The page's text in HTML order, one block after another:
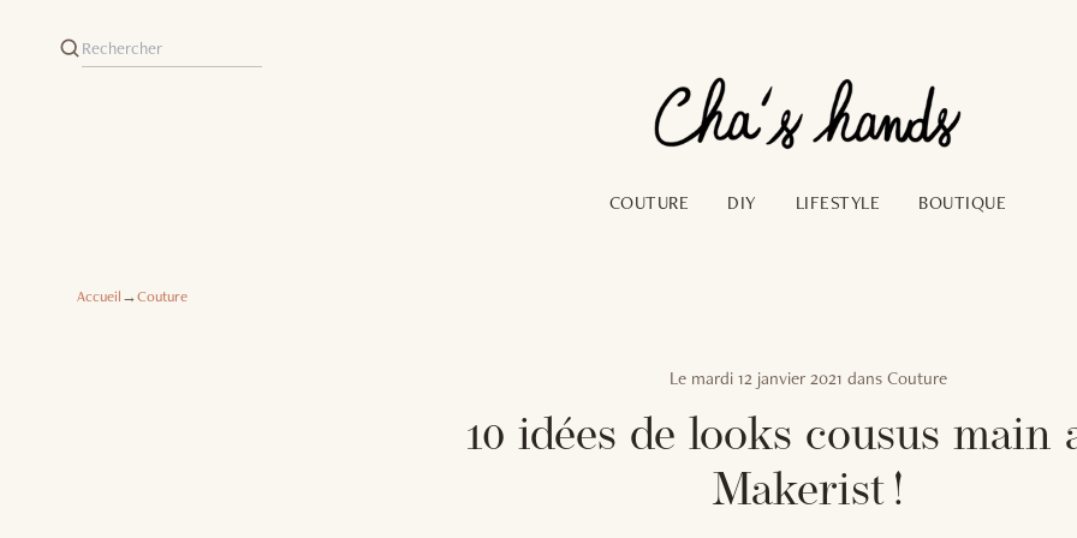
COUTURE DIY LIFESTYLE BOUTIQUE
Accueil→Couture
Le mardi 12 janvier 2021 dans Couture
10 idées de looks cousus main
Makerist !